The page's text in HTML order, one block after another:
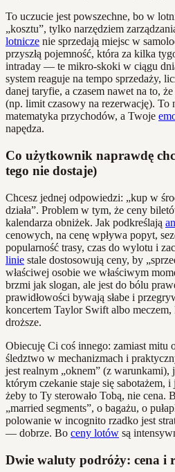
To uczucie jest powszechne, bo w
„kosztu”, tylko narzędziem
lotnicze nie sprzedają miejsc w
przyszłą pojemność, która za kilka
intraday — te mikro-skoki w ciągu
system reaguje na tempo sprzedaży,
danej taryfie, a czasem nawet na to,
(np. limit czasowy na rezerwację). To
matematyka przychodów, a Twoje
napędza.
Co użytkownik naprawdę
tego nie dostaje)
Chcesz jednej odpowiedzi: „kup w
działa”. Problem w tym, że ceny
kalendarza obniżek. Jak podkreślają
cenowych, na cenę wpływa popyt,
popularność trasy, czas do wylotu i
linie stale dostosowują ceny, by
właściwej osobie we właściwym
brzmi jak slogan, ale jest do bólu
prawidłowości bywają słabe i
koncertem Taylor Swift albo
droższe.
Obiecuję Ci coś innego: zamiast mitu
śledztwo w mechanizmach i
jest realnym „oknem” (z warunkami),
którym czekanie staje się sabotażem,
żeby to Ty sterowało Tobą, nie cena.
„married segments”, o bagażu, o
polowanie w incognito rzadko jest
— dobrze. Bo ceny lotów są
Dwie waluty podróży: cena i